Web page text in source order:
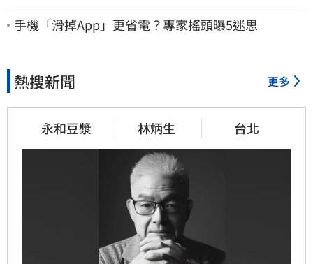
究會癒合
手機「滑掉App」更省電？專家搖頭曝5迷思
熱搜新聞 更多
永和豆漿 林炳生 台北